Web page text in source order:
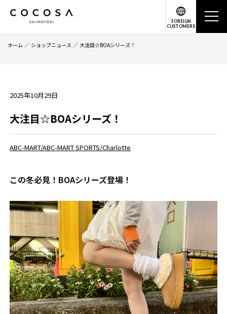
FOREIGN
CUSTOMERS
ホーム ショップニュース 大注目☆BOAシリーズ！
2025年10月29日
大注目☆BOAシリーズ！
ABC-MART/ABC-MART SPORTS/Charlotte
この冬必見！BOAシリーズ登場！